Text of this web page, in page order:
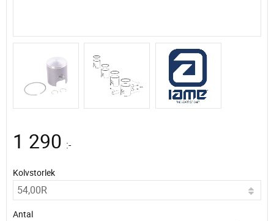
1 290 :-
Kolvstorlek
Antal